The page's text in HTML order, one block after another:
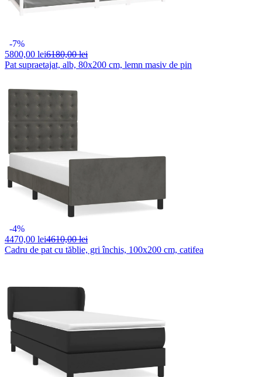
-7%
5800,00 lei6180,00 lei
Pat supraetajat, alb, 80x200 cm, lemn masiv de pin
-4%
4470,00 lei4610,00 lei
Cadru de pat cu tăblie, gri închis, 100x200 cm, catifea